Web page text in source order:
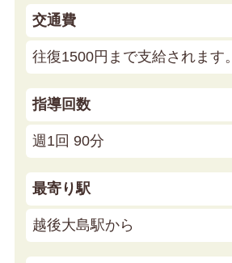
交通費
往復1500円まで支給されます。
指導回数
週1回 90分
最寄り駅
越後大島駅から